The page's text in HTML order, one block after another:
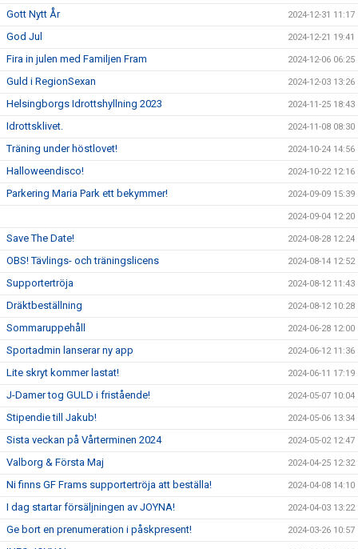
Gott Nytt År 2024-12-31 11:17
God Jul 2024-12-21 19:41
Fira in julen med Familjen Fram 2024-12-06 06:25
Guld i RegionSexan 2024-12-03 13:26
Helsingborgs Idrottshyllning 2023 2024-11-25 18:43
Idrottsklivet. 2024-11-08 08:30
Träning under höstlovet! 2024-10-24 14:56
Halloweendisco! 2024-10-22 12:16
Parkering Maria Park ett bekymmer! 2024-09-09 15:39
2024-09-04 12:20
Save The Date! 2024-08-28 12:24
OBS! Tävlings- och träningslicens 2024-08-14 12:52
Supportertröja 2024-08-12 11:43
Dräktbeställning 2024-08-12 10:28
Sommaruppehåll 2024-06-28 12:00
Sportadmin lanserar ny app 2024-06-12 11:36
Lite skryt kommer lastat! 2024-06-11 17:19
J-Damer tog GULD i fristående! 2024-05-07 10:04
Stipendie till Jakub! 2024-05-06 13:34
Sista veckan på Vårterminen 2024 2024-05-02 12:47
Valborg & Första Maj 2024-04-25 12:32
Ni finns GF Frams supportertröja att beställa! 2024-04-08 14:10
I dag startar försäljningen av JOYNA! 2024-04-03 13:22
Ge bort en prenumeration i påskpresent! 2024-03-26 10:57